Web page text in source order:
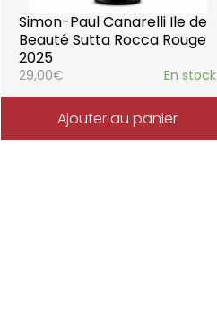
Simon-Paul Canarelli Ile de
Beauté Sutta Rocca Rouge
2025
29,00€ En stock
Ajouter au panier